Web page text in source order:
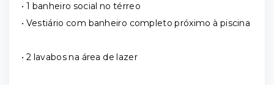
• 1 banheiro social no térreo
• Vestiário com banheiro completo próximo à piscina
• 2 lavabos na área de lazer